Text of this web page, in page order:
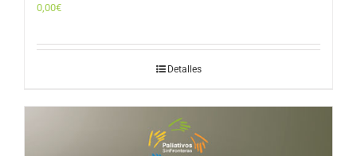
0,00€
Detalles